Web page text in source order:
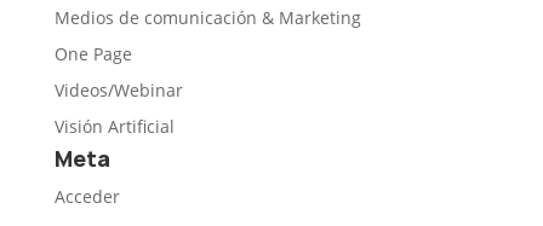
Medios de comunicación & Marketing
One Page
Videos/Webinar
Visión Artificial
Meta
Acceder